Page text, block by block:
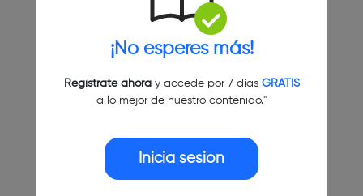
¡No esperes más!
Regístrate ahoray accede por 7 días GRATIS
a lo mejor de nuestro contenido."
Inicia sesión